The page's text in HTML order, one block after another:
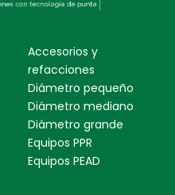
Accesorios y
refacciones
Diámetro pequeño
Diámetro mediano
Diámetro grande
Equipos PPR
Equipos PEAD